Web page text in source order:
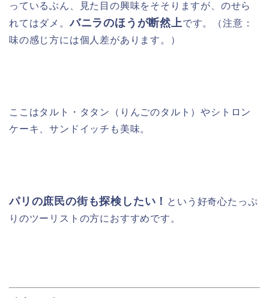
っているぶん、見た目の興味をそそりますが、のせら
れてはダメ。バニラのほうが断然上です。（注意：
味の感じ方には個人差があります。）
ここはタルト・タタン（りんごのタルト）やシトロン
ケーキ、サンドイッチも美味。
パリの庶民の街も探検したい！ という好奇心たっぷ
りのツーリストの方におすすめです。